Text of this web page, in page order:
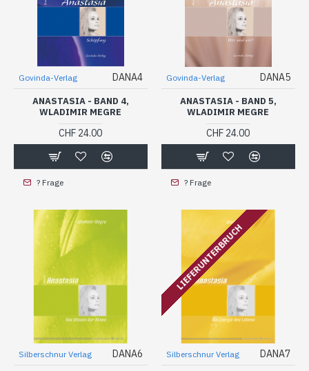
Govinda-Verlag DANA4
ANASTASIA - BAND 4,
WLADIMIR MEGRE
CHF 24.00
? Frage
Govinda-Verlag DANA5
ANASTASIA - BAND 5,
WLADIMIR MEGRE
CHF 24.00
? Frage
Silberschnur Verlag DANA6
LIEFERUNTERBRUCH
Silberschnur Verlag DANA7